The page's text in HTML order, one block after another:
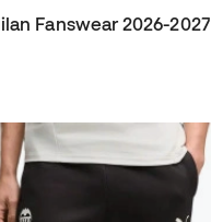
Fanswear 2026-2027